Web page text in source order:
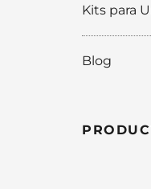
Kits para
Blog